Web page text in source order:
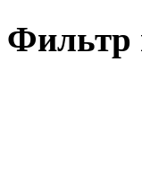
Фильтр